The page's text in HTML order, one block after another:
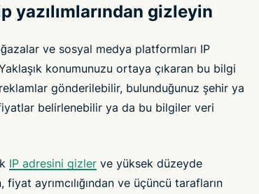
yazılımlarından gizleyin
ve sosyal medya platformları IP
konumunuzu ortaya çıkaran bu bilgi
gönderilebilir, bulunduğunuz şehir ya
belirlenebilir ya da bu bilgiler veri
IP adresini gizler ve yüksek düzeyde
ayrımcılığından ve üçüncü tarafların